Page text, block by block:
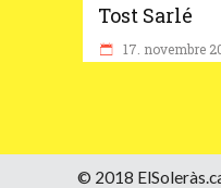
Tost Sarlé
17. novembre
© 2018